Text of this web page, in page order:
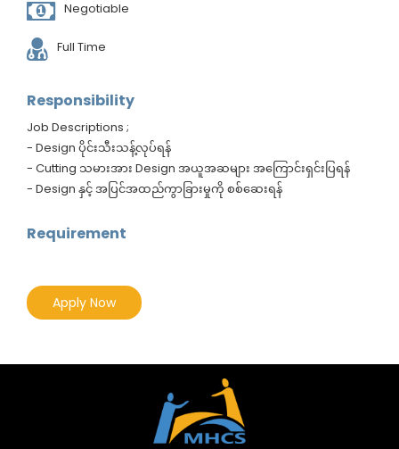
Negotiable
Full Time
Responsibility
Job Descriptions ;
- Design ပိုင်းသီးသန့်လုပ်ရန်
- Cutting သမားအား Design အယူအဆများ အကြောင်းရှင်းပြရန်
- Design နှင့် အပြင်အထည်ကွာခြားမှုကို စစ်ဆေးရန်
Requirement
Apply Now